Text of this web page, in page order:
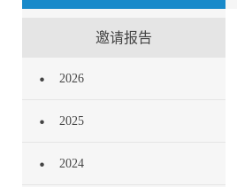
邀请报告
2026
2025
2024